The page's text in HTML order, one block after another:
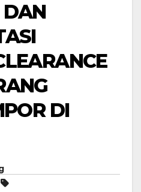
DAN
DI